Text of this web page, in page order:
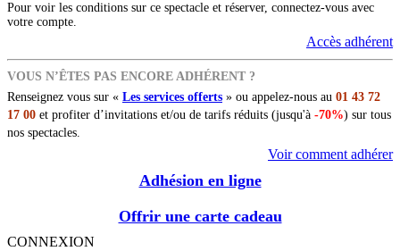
Pour voir les conditions sur ce spectacle et réserver, connectez-vous avec
votre compte.
Accès adhérent
VOUS N’ÊTES PAS ENCORE ADHÉRENT ?
Renseignez vous sur « Les services offerts » ou appelez-nous au 01 43 72
17 00 et profiter d’invitations et/ou de tarifs réduits (jusqu'à -70%) sur tous
nos spectacles.
Voir comment adhérer
Adhésion en ligne
Offrir une carte cadeau
CONNEXION